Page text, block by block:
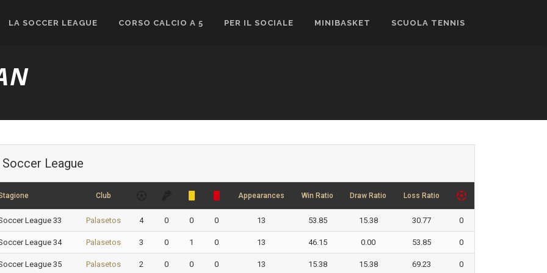
LA SOCCER LEAGUE CORSO CALCIO A 5 PER IL SOCIALE MINIBASKET SCUOLA TENNIS
Soccer League
Club Appearances Win Ratio Draw Ratio Loss Ratio
League 33 Palasetos 4 0 0 0 13 53.85 15.38 30.77 0
League 34 Palasetos 3 0 1 0 13 46.15 0.00 53.85 0
League 35 Palasetos 2 0 0 0 13 15.38 15.38 69.23 0